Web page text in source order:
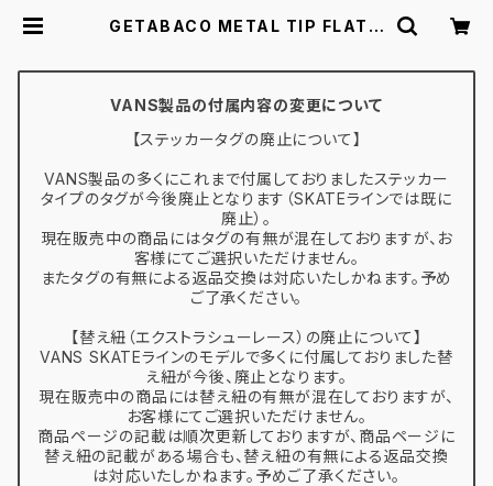
GETABACO METAL TIP FLAT L
チップ 白銀 シューレース 靴紐 平紐 |
スケボー通販 BACKDOOR
VANS製品の付属内容の変更について
【ステッカータグの廃止について】
VANS製品の多くにこれまで付属しておりましたステッカー
タイプのタグが今後廃止となります（SKATEラインでは既に
廃止）。
現在販売中の商品にはタグの有無が混在しておりますが、お
客様にてご選択いただけません。
またタグの有無による返品交換は対応いたしかねます。予め
ご了承ください。
【替え紐（エクストラシューレース）の廃止について】
VANS SKATEラインのモデルで多くに付属しておりました替
え紐が今後、廃止となります。
現在販売中の商品には替え紐の有無が混在しておりますが、
お客様にてご選択いただけません。
商品ページの記載は順次更新しておりますが、商品ページに
替え紐の記載がある場合も、替え紐の有無による返品交換
は対応いたしかねます。予めご了承ください。